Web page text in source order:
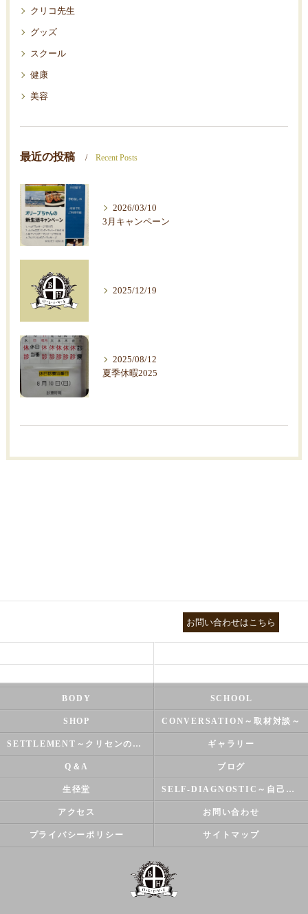
クリコ先生
グッズ
スクール
健康
美容
最近の投稿 Recent Posts
2026/03/10
3月キャンペーン
2025/12/19
2025/08/12
夏季休暇2025
お問い合わせはこちら
BODY SCHOOL
SHOP CONVERSATION～取材対談～
SETTLEMENT～クリセンのズバリ解決シリーズ～ ギャラリー
Q＆A ブログ
生径堂 SELF-DIAGNOSTIC～自己診断～
アクセス お問い合わせ
プライバシーポリシー サイトマップ